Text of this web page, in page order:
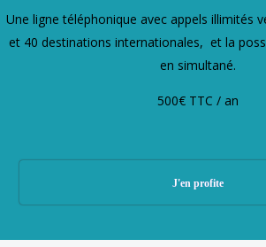
Une ligne téléphonique avec appels illimités
et 40 destinations internationales, et la
en simultané.
500€ TTC / an
J'en profite